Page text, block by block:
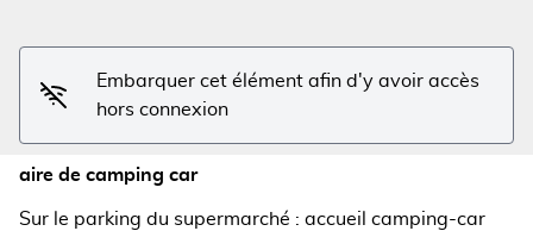
Embarquer cet élément afin d'y avoir accès
hors connexion
aire de camping car
Sur le parking du supermarché : accueil camping-car